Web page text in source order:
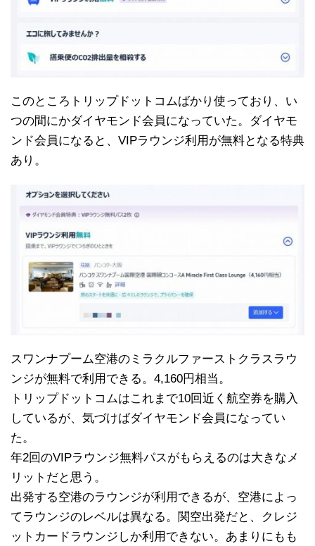
このところトリップドットコムばかり使っており、い
つの間にかダイヤモンド会員になっていた。ダイヤモ
ンド会員になると、VIPラウンジ利用が無料となる特典
あり。
スワンナプーム空港のミラクルファーストクラスラウ
ンジが無料で利用できる。4,160円相当。
トリップドットコムはこれまで10回近く航空券を購入
しているが、気づけばダイヤモンド会員になってい
た。
年2回のVIPラウンジ無料パスがもらえるのは大きなメ
リットだと思う。
出発する空港のラウンジが利用できるが、空港によっ
てラウンジのレベルは異なる。関空出発だと、クレジ
ットカードラウンジしか利用できない。あまりにもも